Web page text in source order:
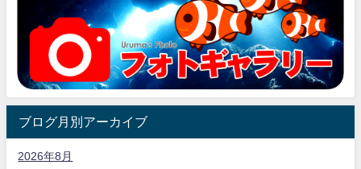
ブログ月別アーカイブ
2026年8月